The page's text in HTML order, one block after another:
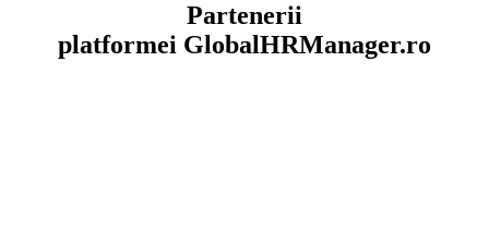
Partenerii
platformei GlobalHRManager.ro